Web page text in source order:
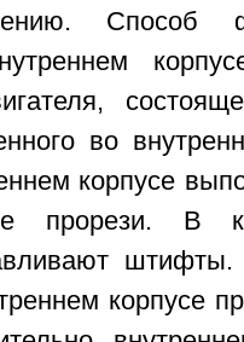
Способ
во
корпусе
прорези. В
корпусе